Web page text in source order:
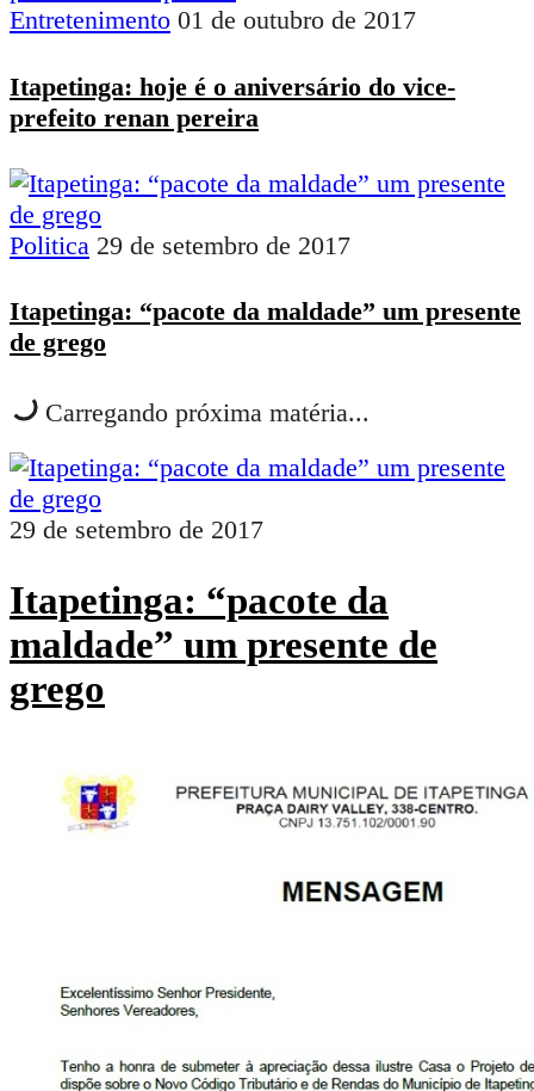
Entretenimento 01 de outubro de 2017
Itapetinga: hoje é o aniversário do vice-
prefeito renan pereira
Politica 29 de setembro de 2017
Itapetinga: “pacote da maldade” um presente
de grego
Carregando próxima matéria...
29 de setembro de 2017
Itapetinga: “pacote da
maldade” um presente de
grego